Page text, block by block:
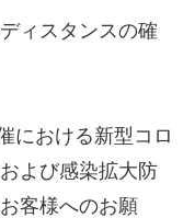
ィスタンスの確
における新型コロ
よび感染拡大防
客様へのお願